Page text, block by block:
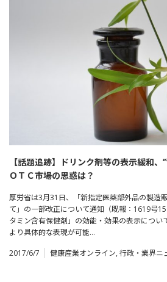
【話題追跡】ドリンク剤等の表示緩和
ＯＴＣ市場の思惑は？
厚労省は3月31日、「新指定医薬部外品の製造
て」の一部改正について通知（既報：1619号
タミン含有保健剤」の効能・効果の表示につい
より具体的な表現が可能…
2017/6/7
健康産業オンライン, 行政・業界ニ